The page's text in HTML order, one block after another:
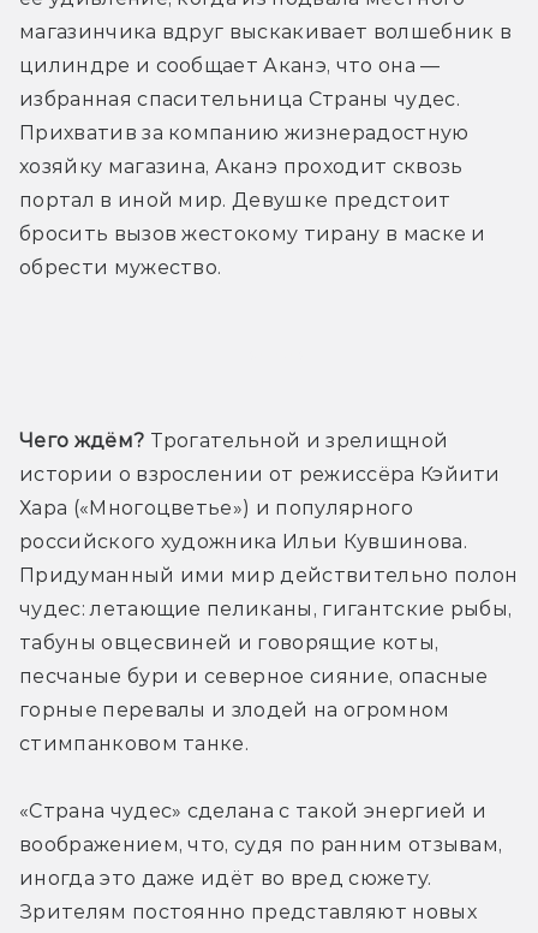
магазинчика вдруг выскакивает волшебник в
цилиндре и сообщает Аканэ, что она —
избранная спасительница Страны чудес.
Прихватив за компанию жизнерадостную
хозяйку магазина, Аканэ проходит сквозь
портал в иной мир. Девушке предстоит
бросить вызов жестокому тирану в маске и
обрести мужество.
Чего ждём? Трогательной и зрелищной
истории о взрослении от режиссёра Кэйити
Хара («Многоцветье») и популярного
российского художника Ильи Кувшинова.
Придуманный ими мир действительно полон
чудес: летающие пеликаны, гигантские рыбы,
табуны овцесвиней и говорящие коты,
песчаные бури и северное сияние, опасные
горные перевалы и злодей на огромном
стимпанковом танке.
«Страна чудес» сделана с такой энергией и
воображением, что, судя по ранним отзывам,
иногда это даже идёт во вред сюжету.
Зрителям постоянно представляют новых